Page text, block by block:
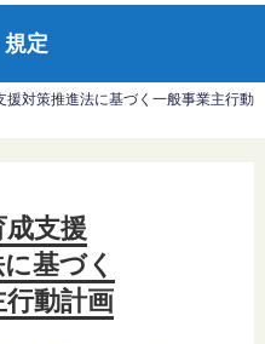
定
対策推進法に基づく一般事業主行動
成支援
基づく
行動計画